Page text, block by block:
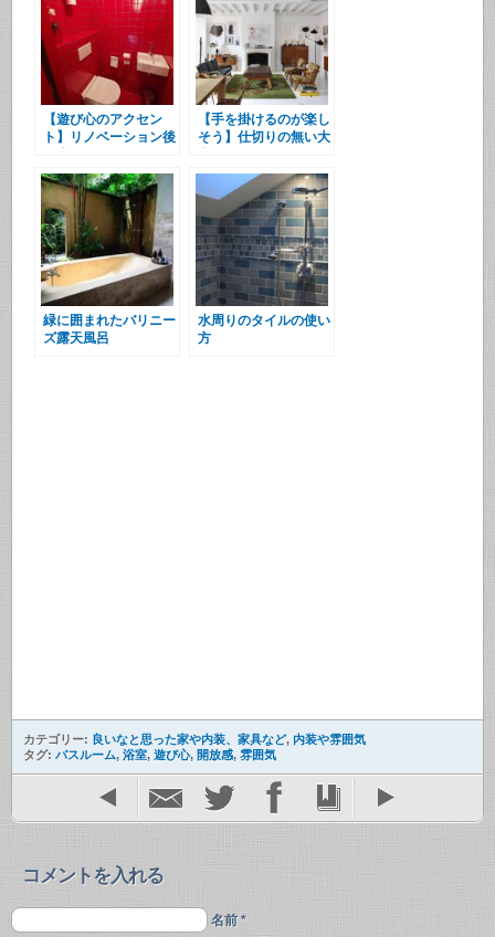
【遊び心のアクセン
ト】リノベーション後
【手を掛けるのが楽し
そう】仕切りの無い大
緑に囲まれたバリニー
ズ露天風呂
水周りのタイルの使い
方
カテゴリー: 良いなと思った家や内装、家具など, 内装や雰囲気
タグ: バスルーム, 浴室, 遊び心, 開放感, 雰囲気
コメントを入れる
名前 *